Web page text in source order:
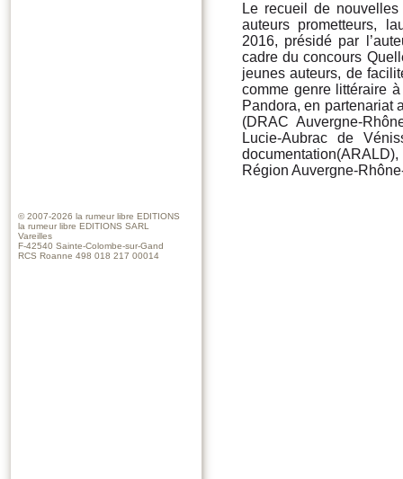
Le recueil de
auteurs prometteurs,
2016, présidé par
cadre du concours
jeunes auteurs, de
comme genre littéraire
Pandora, en partenariat
(DRAC Auvergne-
Lucie-Aubrac de
Région Auvergne-
© 2007-2026 la rumeur libre EDITIONS
la rumeur libre EDITIONS SARL
Vareilles
F-42540 Sainte-Colombe-sur-Gand
RCS Roanne 498 018 217 00014